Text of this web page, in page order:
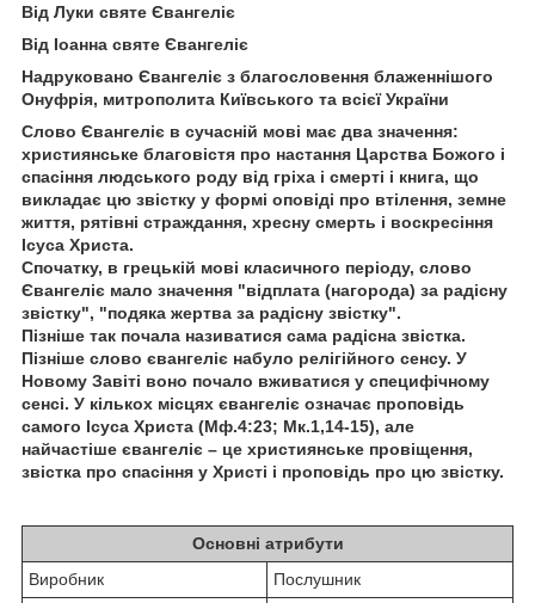
Від Луки святе Євангеліє
Від Іоанна святе Євангеліє
Надруковано Євангеліє з благословення блаженнішого
Онуфрія, митрополита Київського та всієї України
Слово Євангеліє в сучасній мові має два значення:
християнське благовістя про настання Царства Божого і
спасіння людського роду від гріха і смерті і книга, що
викладає цю звістку у формі оповіді про втілення, земне
життя, рятівні страждання, хресну смерть і воскресіння
Ісуса Христа.
Спочатку, в грецькій мові класичного періоду, слово
Євангеліє мало значення "відплата (нагорода) за радісну
звістку", "подяка жертва за радісну звістку".
Пізніше так почала називатися сама радісна звістка.
Пізніше слово євангеліє набуло релігійного сенсу. У
Новому Завіті воно почало вживатися у специфічному
сенсі. У кількох місцях євангеліє означає проповідь
самого Ісуса Христа (Мф.4:23; Мк.1,14-15), але
найчастіше євангеліє – це християнське провіщення,
звістка про спасіння у Христі і проповідь про цю звістку.
Основні атрибути
Виробник
Послушник